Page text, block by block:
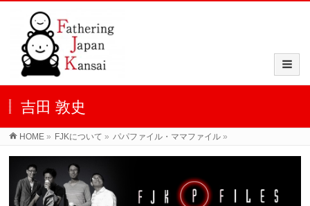
吉田 敦史
HOME » FJKについて » パパファイル・ママファイル »